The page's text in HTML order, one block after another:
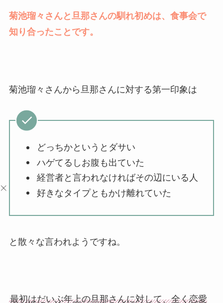
菊池瑠々さんと旦那さんの馴れ初めは、食事会で
知り合ったことです。
菊池瑠々さんから旦那さんに対する第一印象は
どっちかというとダサい
ハゲてるしお腹も出ていた
経営者と言われなければその辺にいる人
好きなタイプともかけ離れていた
と散々な言われようですね。
最初はだいぶ年上の旦那さんに対して、全く恋愛